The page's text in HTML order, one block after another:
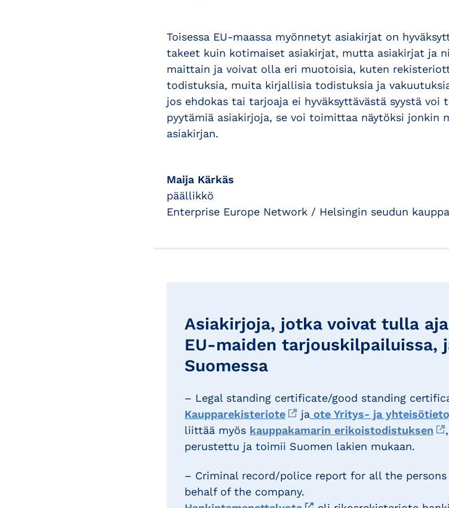
Toisessa EU-maassa myönnetyt asiakirjat on
takeet kuin kotimaiset asiakirjat, mutta asiakirjat ja
maittain ja voivat olla eri muotoisia, kuten
todistuksia, muita kirjallisia todistuksia ja
jos ehdokas tai tarjoaja ei hyväksyttävästä syystä
pyytämiä asiakirjoja, se voi toimittaa näytöksi jonkin
asiakirjan.
Maija Kärkäs
päällikkö
Enterprise Europe Network / Helsingin seudun
Asiakirjoja, jotka voivat tulla
EU-maiden tarjouskilpailuissa,
Suomessa
– Legal standing certificate/good standing
Kaupparekisteriote
ja ote Yritys- ja
liittää myös kauppakamarin erikoistodistuksen
perustettu ja toimii Suomen lakien mukaan.
– Criminal record/police report for all the
behalf of the company.